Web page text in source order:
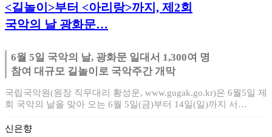
<길놀이>부터 <아리랑>까지, 제2회
국악의 날 광화문…
6월 5일 국악의 날, 광화문 일대서 1,300여 명
참여 대규모 길놀이로 국악주간 개막
국립국악원(원장 직무대리 황성운, www.gugak.go.kr)은 6월5일 제2
회 국악의 날을 맞아 오는 6월 5일(금)부터 14일(일)까지 서…
신은향